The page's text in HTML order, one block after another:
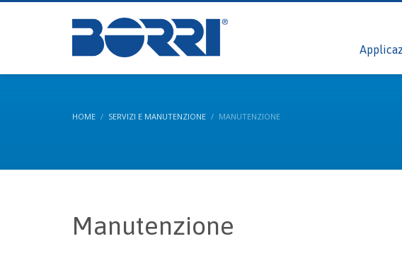
Partner Login
HOME SERVIZI E MANUTENZIONE MANUTENZIONE
Manutenzione